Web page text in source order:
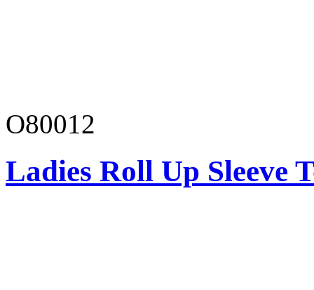
O80012
Ladies Roll Up Sleeve